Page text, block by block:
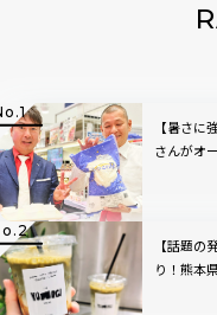
【暑さ
さんがオ
【話題
り！熊本